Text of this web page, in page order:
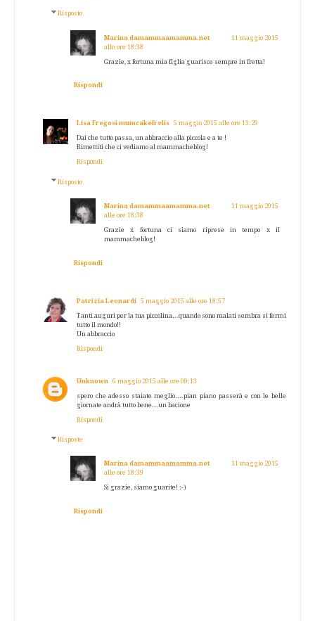
Risposte
Marina damammaamamma.net
11 maggio 2015
alle ore 18:38
Grazie, x fortuna mia figlia guarisce sempre in fretta!
Rispondi
Lisa Fregosi mumcakefrelis 5 maggio 2015 alle ore 13:29
Dai che tutto passa, un abbraccio alla piccola e a te !
Rimettiti che ci vediamo al mammacheblog!
Rispondi
Risposte
Marina damammaamamma.net
11 maggio 2015
alle ore 18:38
Grazie x fortuna ci siamo riprese in tempo x il
mammacheblog!
Rispondi
Patrizia Leonardi 5 maggio 2015 alle ore 18:57
Tanti auguri per la tua piccolina...quando sono malati sembra si fermi
tutto il mondo!!
Un abbraccio
Rispondi
Unknown 6 maggio 2015 alle ore 09:13
spero che adesso staiate meglio....pian piano passerà e con le belle
giornate andrà tutto bene...un bacione
Rispondi
Risposte
Marina damammaamamma.net
11 maggio 2015
alle ore 18:39
Si grazie, siamo guarite! :-)
Rispondi